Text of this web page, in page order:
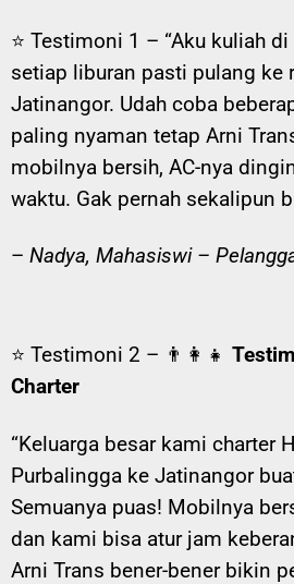
⭐ Testimoni 1 – “Aku kuliah
setiap liburan pasti pulang ke
Jatinangor. Udah coba
paling nyaman tetap Arni
mobilnya bersih, AC-nya
waktu. Gak pernah sekalipun
– Nadya, Mahasiswi –
⭐ Testimoni 2 – 👨‍👩‍👧
Charter
“Keluarga besar kami charter
Purbalingga ke Jatinangor
Semuanya puas! Mobilnya
dan kami bisa atur jam
Arni Trans bener-bener bikin